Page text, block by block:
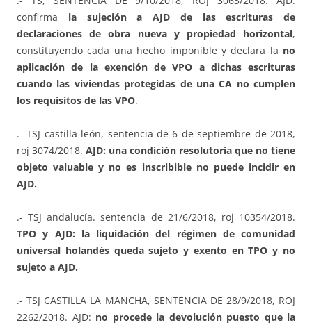
confirma la sujeción a AJD de las escrituras de
declaraciones de obra nueva y propiedad horizontal,
constituyendo cada una hecho imponible y declara la no
aplicación de la exención de VPO a dichas escrituras
cuando las viviendas protegidas de una CA no cumplen
los requisitos de las VPO.
.- TSJ castilla león, sentencia de 6 de septiembre de 2018,
roj 3074/2018. AJD: una condición resolutoria que no tiene
objeto valuable y no es inscribible no puede incidir en
AJD.
.- TSJ andalucía. sentencia de 21/6/2018, roj 10354/2018.
TPOy AJD: la liquidación del régimen de comunidad
universal holandés queda sujeto y exento en TPO y no
sujeto a AJD.
.- TSJ CASTILLA LA MANCHA, SENTENCIA DE 28/9/2018, ROJ
2262/2018. AJD: no procede la devolución puesto que la